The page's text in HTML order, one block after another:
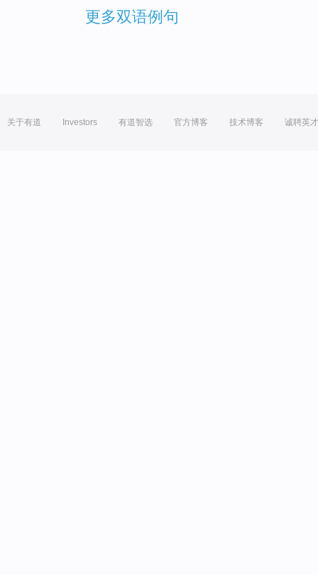
更多双语例句
关于有道 Investors 有道智选 官方博客 技术博客 诚聘英才